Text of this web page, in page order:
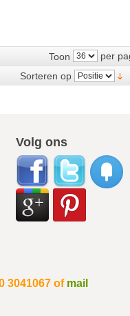
Toon
per
Sorteren op
Volg ons
3041067 of mail